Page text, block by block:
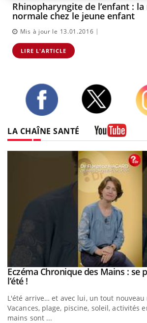
Rhinopharyngite de l’enfant :
normale chez le jeune enfant
Mis à jour le 13.01.2016 |
LIRE L'ARTICLE
LA CHAÎNE SANTÉ
Youtube
Eczéma Chronique des Mains : se
l’été !Youtube
L'été arrive… et avec lui, un tout nouveau
Vacances, plage, piscine, soleil, activités
mains sont ...